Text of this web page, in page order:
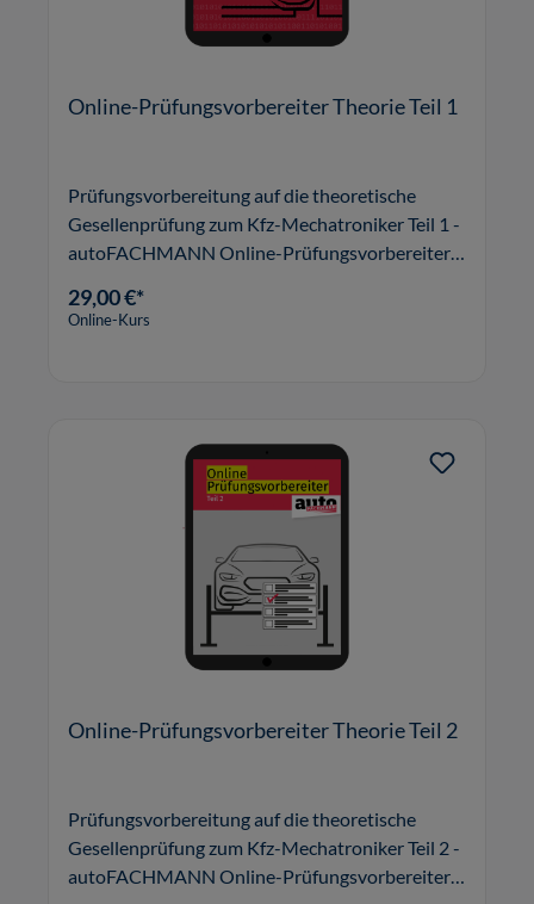
Online-Prüfungsvorbereiter Theorie Teil 1
Prüfungsvorbereitung auf die theoretische
Gesellenprüfung zum Kfz-Mechatroniker Teil 1 -
autoFACHMANN Online-Prüfungsvorbereiter
29,00 €*
Online-Kurs
Online-Prüfungsvorbereiter Theorie Teil 2
Prüfungsvorbereitung auf die theoretische
Gesellenprüfung zum Kfz-Mechatroniker Teil 2 -
autoFACHMANN Online-Prüfungsvorbereiter